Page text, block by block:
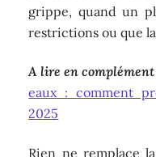
grippe, quand un
restrictions ou que
A lire en
eaux : comment
2025
Rien ne remplace